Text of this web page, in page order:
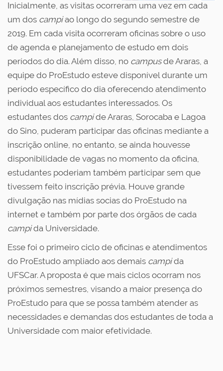
Inicialmente, as visitas ocorreram uma vez em cada
um dos campiao longo do segundo semestre de
2019. Em cada visita ocorreram oficinas sobre o uso
de agenda e planejamento de estudo em dois
períodos do dia. Além disso, no campusde Araras, a
equipe do ProEstudo esteve disponível durante um
período específico do dia oferecendo atendimento
individual aos estudantes interessados. Os
estudantes dos campide Araras, Sorocaba e Lagoa
do Sino, puderam participar das oficinas mediante a
inscrição online, no entanto, se ainda houvesse
disponibilidade de vagas no momento da oficina,
estudantes poderiam também participar sem que
tivessem feito inscrição prévia. Houve grande
divulgação nas mídias socias do ProEstudo na
internet e também por parte dos órgãos de cada
campida Universidade.
Esse foi o primeiro ciclo de oficinas e atendimentos
do ProEstudo ampliado aos demais campida
UFSCar. A proposta é que mais ciclos ocorram nos
próximos semestres, visando a maior presença do
ProEstudo para que se possa também atender as
necessidades e demandas dos estudantes de toda a
Universidade com maior efetividade.